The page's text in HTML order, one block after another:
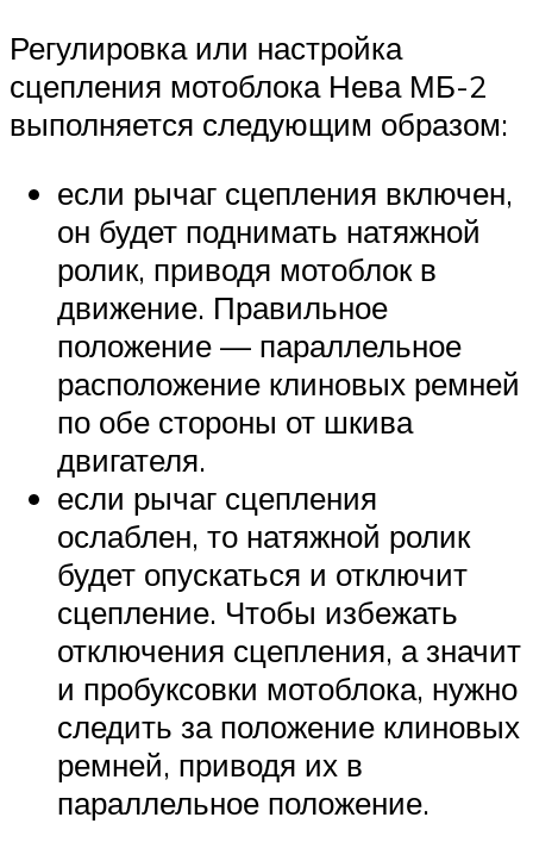
Регулировка или настройка
сцепления мотоблока Нева МБ-2
выполняется следующим образом:
если рычаг сцепления включен,
он будет поднимать натяжной
ролик, приводя мотоблок в
движение. Правильное
положение — параллельное
расположение клиновых ремней
по обе стороны от шкива
двигателя.
если рычаг сцепления
ослаблен, то натяжной ролик
будет опускаться и отключит
сцепление. Чтобы избежать
отключения сцепления, а значит
и пробуксовки мотоблока, нужно
следить за положение клиновых
ремней, приводя их в
параллельное положение.